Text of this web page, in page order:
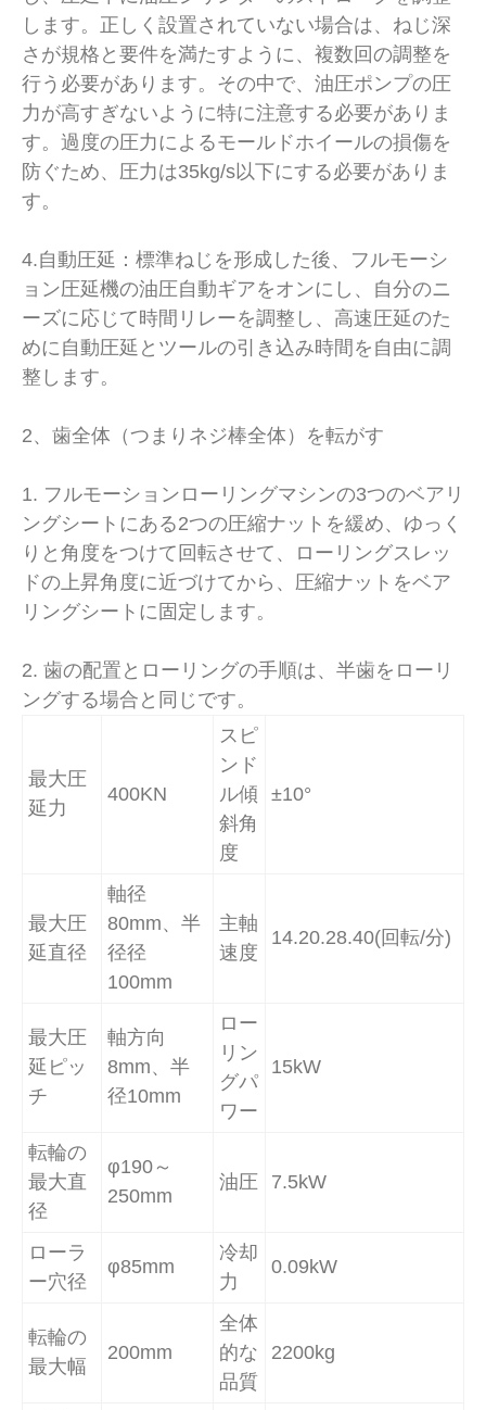
します。正しく設置されていない場合は、ねじ深
さが規格と要件を満たすように、複数回の調整を
行う必要があります。その中で、油圧ポンプの圧
力が高すぎないように特に注意する必要がありま
す。過度の圧力によるモールドホイールの損傷を
防ぐため、圧力は35kg/s以下にする必要がありま
す。
4.自動圧延：標準ねじを形成した後、フルモーシ
ョン圧延機の油圧自動ギアをオンにし、自分のニ
ーズに応じて時間リレーを調整し、高速圧延のた
めに自動圧延とツールの引き込み時間を自由に調
整します。
2、歯全体（つまりネジ棒全体）を転がす
1. フルモーションローリングマシンの3つのベアリ
ングシートにある2つの圧縮ナットを緩め、ゆっく
りと角度をつけて回転させて、ローリングスレッ
ドの上昇角度に近づけてから、圧縮ナットをベア
リングシートに固定します。
2. 歯の配置とローリングの手順は、半歯をローリ
ングする場合と同じです。
最大圧
延力
400KN
スピ
ンド
ル傾
斜角
度
±10°
最大圧
延直径
軸径
80mm、半
径径
100mm
主軸
速度
14.20.28.40(回転/分)
最大圧
延ピッ
チ
軸方向
8mm、半
径10mm
ロー
リン
グパ
ワー
15kW
転輪の
最大直
径
φ190～
250mm
油圧 7.5kW
ローラ
ー穴径
φ85mm
冷却
力
0.09kW
転輪の
最大幅
200mm
全体
的な
品質
2200kg